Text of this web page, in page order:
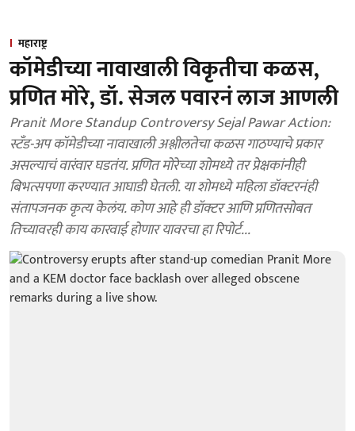
महाराष्ट्र
कॉमेडीच्या नावाखाली विकृतीचा कळस,
प्रणित मोरे, डॉ. सेजल पवारनं लाज आणली
Pranit More Standup Controversy Sejal Pawar Action:
स्टँड-अप कॉमेडीच्या नावाखाली अश्लीलतेचा कळस गाठण्याचे प्रकार
असल्याचं वारंवार घडतंय. प्रणित मोरेच्या शोमध्ये तर प्रेक्षकांनीही
बिभत्सपणा करण्यात आघाडी घेतली. या शोमध्ये महिला डॉक्टरनंही
संतापजनक कृत्य केलंय. कोण आहे ही डॉक्टर आणि प्रणितसोबत
तिच्यावरही काय कारवाई होणार यावरचा हा रिपोर्ट...